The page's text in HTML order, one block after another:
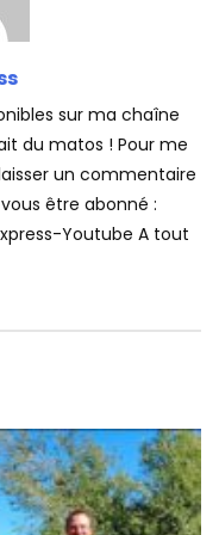
sur ma chaîne
du matos ! Pour me
un commentaire
être abonné :
Youtube A tout